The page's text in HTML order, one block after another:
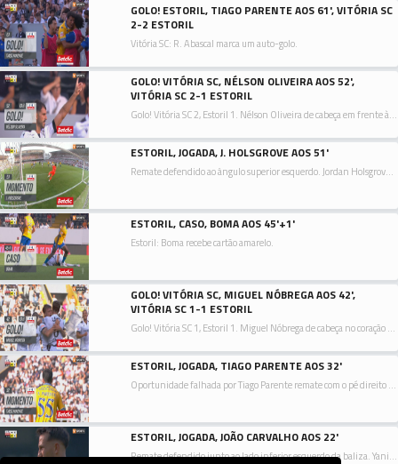
GOLO! ESTORIL, TIAGO PARENTE AOS 61', VITÓRIA SC
2-2 ESTORIL
Vitória SC: R. Abascal marca um auto-golo.
GOLO! VITÓRIA SC, NÉLSON OLIVEIRA AOS 52',
VITÓRIA SC 2-1 ESTORIL
Golo! Vitória SC 2, Estoril 1. Nélson Oliveira de cabeça em frente à baliza ao lado inferior direito da baliza. Assistência de Tomás Händel com um cruzamento para a área.
ESTORIL, JOGADA, J. HOLSGROVE AOS 51'
Remate defendido ao ângulo superior esquerdo. Jordan Holsgrove remate com o pé esquerdo de fora da área. Assistência de Rafik Guitane.
ESTORIL, CASO, BOMA AOS 45'+1'
Estoril: Boma recebe cartão amarelo.
GOLO! VITÓRIA SC, MIGUEL NÓBREGA AOS 42',
VITÓRIA SC 1-1 ESTORIL
Golo! Vitória SC 1, Estoril 1. Miguel Nóbrega de cabeça no coração da área ao lado inferior direito da baliza. Assistência de Nuno Santos depois de um livre.
ESTORIL, JOGADA, TIAGO PARENTE AOS 32'
Oportunidade falhada por Tiago Parente remate com o pé direito no coração da área.
ESTORIL, JOGADA, JOÃO CARVALHO AOS 22'
Remate defendido junto ao lado inferior esquerdo da baliza. Yanis Begraoui remate com o pé direito de fora da área. Assistência de Pedro Carvalho.